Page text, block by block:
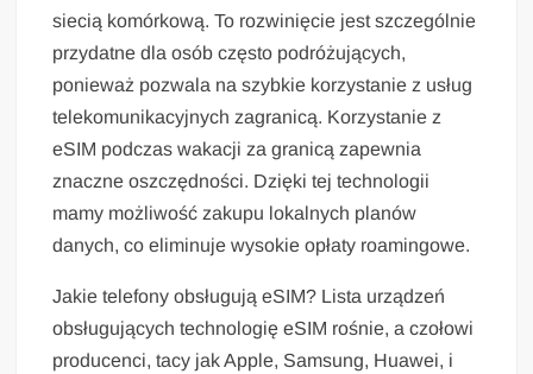
siecią komórkową. To rozwinięcie jest szczególnie
przydatne dla osób często podróżujących,
ponieważ pozwala na szybkie korzystanie z usług
telekomunikacyjnych zagranicą. Korzystanie z
eSIM podczas wakacji za granicą zapewnia
znaczne oszczędności. Dzięki tej technologii
mamy możliwość zakupu lokalnych planów
danych, co eliminuje wysokie opłaty roamingowe.
Jakie telefony obsługują eSIM? Lista urządzeń
obsługujących technologię eSIM rośnie, a czołowi
producenci, tacy jak Apple, Samsung, Huawei, i